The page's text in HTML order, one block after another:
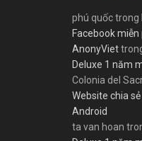
phú quốctrong
Facebook miễn
AnonyViet
Deluxe 1 năm
Colonia del
Website chia
Android
ta van hoan